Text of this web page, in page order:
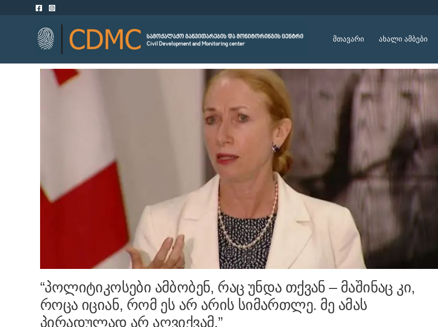
მთავარი ახალი ამბები
“პოლიტიკოსები ამბობენ, რაც უნდა თქვან – მაშინაც კი,
როცა იციან, რომ ეს არ არის სიმართლე. მე ამას
პირადულად არ აღვიქვამ.”